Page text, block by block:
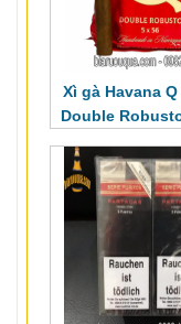
Xì gà Havana
Double